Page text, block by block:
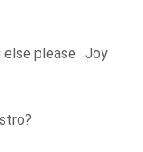
else please Joy